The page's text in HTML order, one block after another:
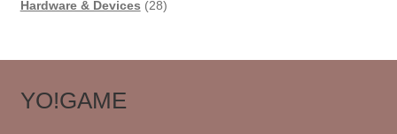
品
商
の
個
品
Hardware & Devices 2828
商
YO!GAME